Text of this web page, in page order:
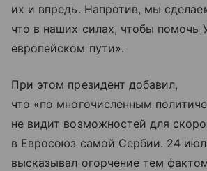
их и впредь. Напротив, мы
что в наших силах, чтобы помочь
европейском пути».
При этом президент добавил,
что «по многочисленным
не видит возможностей для
в Евросоюз самой Сербии. 24
высказывал огорчение тем